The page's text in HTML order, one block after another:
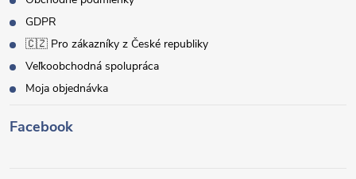
GDPR
🇨🇿 Pro zákazníky z České republiky
Veľkoobchodná spolupráca
Moja objednávka
Facebook